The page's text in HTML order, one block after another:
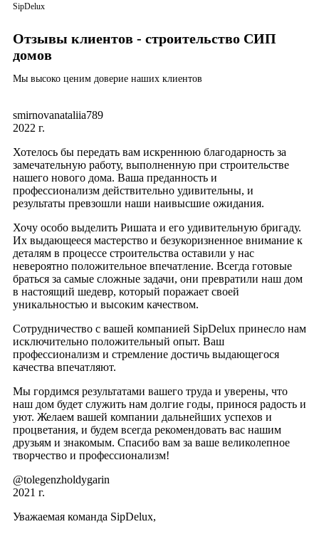
SipDelux
Отзывы клиентов - строительство СИП
домов
Мы высоко ценим доверие наших клиентов
smirnovanataliia789
2022 г.
Хотелось бы передать вам искреннюю благодарность за
замечательную работу, выполненную при строительстве
нашего нового дома. Ваша преданность и
профессионализм действительно удивительны, и
результаты превзошли наши наивысшие ожидания.
Хочу особо выделить Ришата и его удивительную бригаду.
Их выдающееся мастерство и безукоризненное внимание к
деталям в процессе строительства оставили у нас
невероятно положительное впечатление. Всегда готовые
браться за самые сложные задачи, они превратили наш дом
в настоящий шедевр, который поражает своей
уникальностью и высоким качеством.
Сотрудничество с вашей компанией SipDelux принесло нам
исключительно положительный опыт. Ваш
профессионализм и стремление достичь выдающегося
качества впечатляют.
Мы гордимся результатами вашего труда и уверены, что
наш дом будет служить нам долгие годы, принося радость и
уют. Желаем вашей компании дальнейших успехов и
процветания, и будем всегда рекомендовать вас нашим
друзьям и знакомым. Спасибо вам за ваше великолепное
творчество и профессионализм!
@tolegenzholdygarin
2021 г.
Уважаемая команда SipDelux,